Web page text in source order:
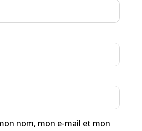
nom, mon e-mail et mon